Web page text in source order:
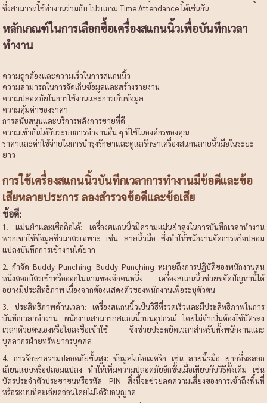
ซึ่งสามารถใช้ทำงานร่วมกับ โปรแกรม Time Attendance ได้เช่นกัน
หลักเกณฑ์ในการเลือกซื้อเครื่องสแกนนิ้วเพื่อบันทึกเวลา
ทำงาน
ความถูกต้องและความเร็วในการสแกนนิ้ว
ความสามารถในการจัดเก็บข้อมูลและสร้างรายงาน
ความปลอดภัยในการใช้งานและการเก็บข้อมูล
ความคุ้มค่าของราคา
การสนับสนุนและบริการหลังการขายที่ดี
ความเข้ากันได้กับระบบการทำงานอื่น ๆ ที่ใช้ในองค์กรของคุณ
ราคาและค่าใช้จ่ายในการบำรุงรักษาและดูแลรักษาเครื่องสแกนลายนิ้วมือในระยะ
ยาว
การใช้เครื่องสแกนนิ้วบันทึกเวลาการทำงานมีข้อดีและข้อ
เสียหลายประการ ลองสำรวจข้อดีและข้อเสีย
ข้อดี:
1. แม่นยำและเชื่อถือได้: เครื่องสแกนนิ้วมีความแม่นยำสูงในการบันทึกเวลาทำงาน
พวกเขาใช้ข้อมูลชีวมาตรเฉพาะ เช่น ลายนิ้วมือ ซึ่งทำให้พนักงานจัดการหรือปลอม
แปลงบันทึกการเข้างานได้ยาก
2. กำจัด Buddy Punching: Buddy Punching หมายถึงการปฏิบัติของพนักงานคน
หนึ่งตอกบัตรเข้าหรือออกในนามของอีกคนหนึ่ง เครื่องสแกนนิ้วช่วยขจัดปัญหานี้ได้
อย่างมีประสิทธิภาพ เนื่องจากต้องแสดงตัวของพนักงานเพื่อระบุตัวตน
3. ประสิทธิภาพด้านเวลา: เครื่องสแกนนิ้วเป็นวิธีที่รวดเร็วและมีประสิทธิภาพในการ
บันทึกเวลาทำงาน พนักงานสามารถสแกนนิ้วบนอุปกรณ์ โดยไม่จำเป็นต้องใช้บัตรลง
เวลาด้วยตนเองหรือใบลงชื่อเข้าใช้ ซึ่งช่วยประหยัดเวลาสำหรับทั้งพนักงานและ
บุคลากรฝ่ายทรัพยากรบุคคล
4. การรักษาความปลอดภัยขั้นสูง: ข้อมูลไบโอเมตริก เช่น ลายนิ้วมือ ยากที่จะลอก
เลียนแบบหรือปลอมแปลง ทำให้เพิ่มความปลอดภัยอีกชั้นเมื่อเทียบกับวิธีดั้งเดิม เช่น
บัตรประจำตัวประชาชนหรือรหัส PIN สิ่งนี้จะช่วยลดความเสี่ยงของการเข้าถึงพื้นที่
หรือระบบที่ละเอียดอ่อนโดยไม่ได้รับอนุญาต